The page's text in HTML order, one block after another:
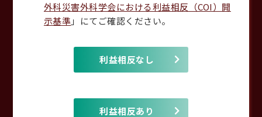
外科災害外科学会における利益相反（COI）開
示基準」にてご確認ください。
利益相反なし
利益相反あり